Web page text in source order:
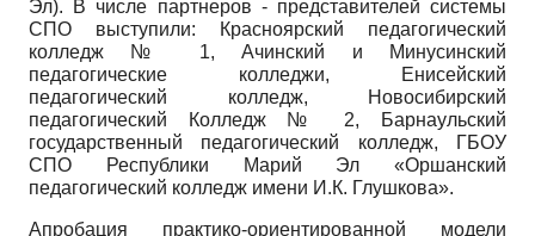
Эл). В числе партнеров - представителей системы
СПО выступили: Красноярский педагогический
колледж № 1, Ачинский и Минусинский
педагогические колледжи, Енисейский
педагогический колледж, Новосибирский
педагогический Колледж № 2, Барнаульский
государственный педагогический колледж, ГБОУ
СПО Республики Марий Эл «Оршанский
педагогический колледж имени И.К. Глушкова».
Апробация практико-ориентированной модели